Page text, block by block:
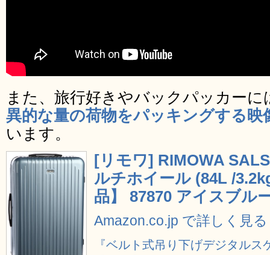
また、旅行好きやバックパッカーに
異的な量の荷物をパッキングする映
います。
[リモワ] RIMOWA
ルチホイール (84L /
品】 87870 アイスブル
Amazon.co.jp で詳しく見る
『ベルト式吊り下げデジタル